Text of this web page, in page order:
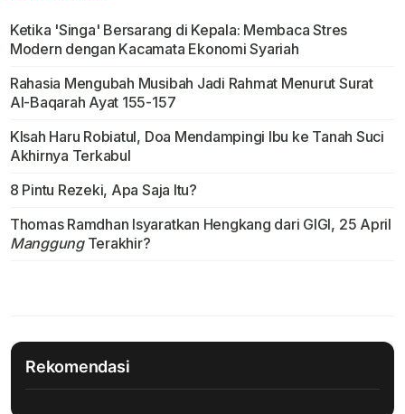
Ketika 'Singa' Bersarang di Kepala: Membaca Stres
Modern dengan Kacamata Ekonomi Syariah
Rahasia Mengubah Musibah Jadi Rahmat Menurut Surat
Al-Baqarah Ayat 155-157
KIsah Haru Robiatul, Doa Mendampingi Ibu ke Tanah Suci
Akhirnya Terkabul
8 Pintu Rezeki, Apa Saja Itu?
Thomas Ramdhan Isyaratkan Hengkang dari GIGI, 25 April
ManggungTerakhir?
Rekomendasi